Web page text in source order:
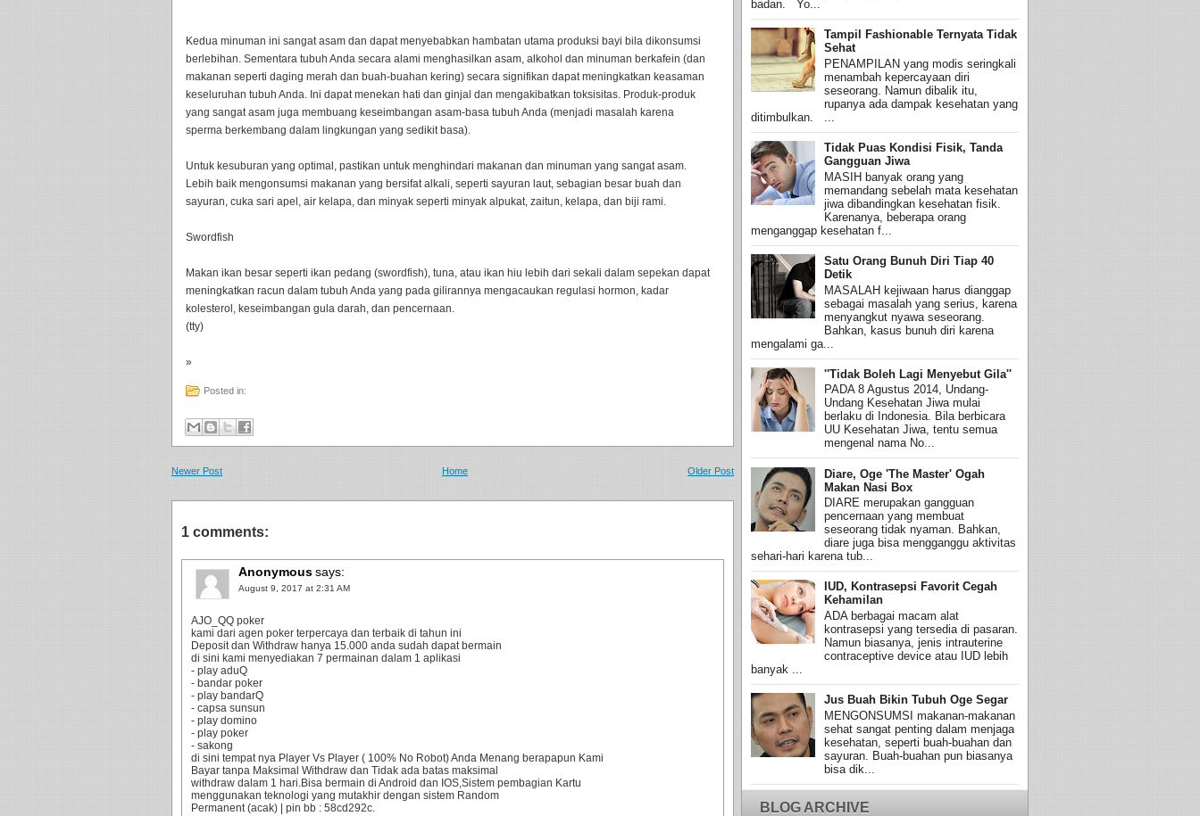
Kedua minuman ini sangat asam dan dapat menyebabkan hambatan utama produksi bayi bila dikonsumsi
berlebihan. Sementara tubuh Anda secara alami menghasilkan asam, alkohol dan minuman berkafein (dan
makanan seperti daging merah dan buah-buahan kering) secara signifikan dapat meningkatkan keasaman
keseluruhan tubuh Anda. Ini dapat menekan hati dan ginjal dan mengakibatkan toksisitas. Produk-produk
yang sangat asam juga membuang keseimbangan asam-basa tubuh Anda (menjadi masalah karena
sperma berkembang dalam lingkungan yang sedikit basa).
Untuk kesuburan yang optimal, pastikan untuk menghindari makanan dan minuman yang sangat asam.
Lebih baik mengonsumsi makanan yang bersifat alkali, seperti sayuran laut, sebagian besar buah dan
sayuran, cuka sari apel, air kelapa, dan minyak seperti minyak alpukat, zaitun, kelapa, dan biji rami.
Swordfish
Makan ikan besar seperti ikan pedang (swordfish), tuna, atau ikan hiu lebih dari sekali dalam sepekan dapat
meningkatkan racun dalam tubuh Anda yang pada gilirannya mengacaukan regulasi hormon, kadar
kolesterol, keseimbangan gula darah, dan pencernaan.
(tty)
»
Posted in:
Newer Post Older Post
Home
1 comments:
Anonymoussays:
August 9, 2017 at 2:31 AM
AJO_QQ poker
kami dari agen poker terpercaya dan terbaik di tahun ini
Deposit dan Withdraw hanya 15.000 anda sudah dapat bermain
di sini kami menyediakan 7 permainan dalam 1 aplikasi
- play aduQ
- bandar poker
- play bandarQ
- capsa sunsun
- play domino
- play poker
- sakong
di sini tempat nya Player Vs Player ( 100% No Robot) Anda Menang berapapun Kami
Bayar tanpa Maksimal Withdraw dan Tidak ada batas maksimal
withdraw dalam 1 hari.Bisa bermain di Android dan IOS,Sistem pembagian Kartu
menggunakan teknologi yang mutakhir dengan sistem Random
Permanent (acak) | pin bb : 58cd292c.
badan. Yo...
Tampil Fashionable Ternyata Tidak
Sehat
PENAMPILAN yang modis seringkali
menambah kepercayaan diri
seseorang. Namun dibalik itu,
rupanya ada dampak kesehatan yang
ditimbulkan. ...
Tidak Puas Kondisi Fisik, Tanda
Gangguan Jiwa
MASIH banyak orang yang
memandang sebelah mata kesehatan
jiwa dibandingkan kesehatan fisik.
Karenanya, beberapa orang
menganggap kesehatan f...
Satu Orang Bunuh Diri Tiap 40
Detik
MASALAH kejiwaan harus dianggap
sebagai masalah yang serius, karena
menyangkut nyawa seseorang.
Bahkan, kasus bunuh diri karena
mengalami ga...
''Tidak Boleh Lagi Menyebut Gila''
PADA 8 Agustus 2014, Undang-
Undang Kesehatan Jiwa mulai
berlaku di Indonesia. Bila berbicara
UU Kesehatan Jiwa, tentu semua
mengenal nama No...
Diare, Oge 'The Master' Ogah
Makan Nasi Box
DIARE merupakan gangguan
pencernaan yang membuat
seseorang tidak nyaman. Bahkan,
diare juga bisa mengganggu aktivitas
sehari-hari karena tub...
IUD, Kontrasepsi Favorit Cegah
Kehamilan
ADA berbagai macam alat
kontrasepsi yang tersedia di pasaran.
Namun biasanya, jenis intrauterine
contraceptive device atau IUD lebih
banyak ...
Jus Buah Bikin Tubuh Oge Segar
MENGONSUMSI makanan-makanan
sehat sangat penting dalam menjaga
kesehatan, seperti buah-buahan dan
sayuran. Buah-buahan pun biasanya
bisa dik...
BLOG ARCHIVE